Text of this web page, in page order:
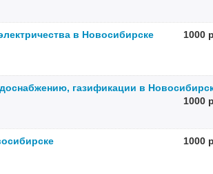
в Новосибирске 1000
газификации в
1000
1000